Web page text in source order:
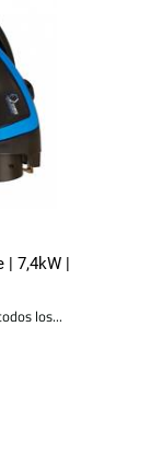
| 7,4kW |
los...